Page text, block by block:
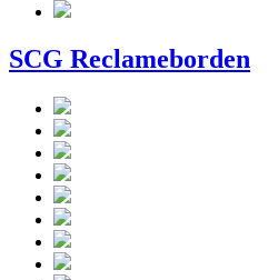
SCG Reclameborden